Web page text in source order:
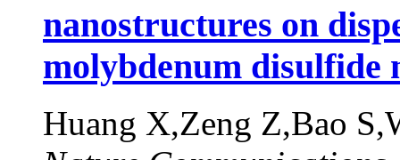
nanostructures on
molybdenum disulfide
Huang X,Zeng Z,Bao